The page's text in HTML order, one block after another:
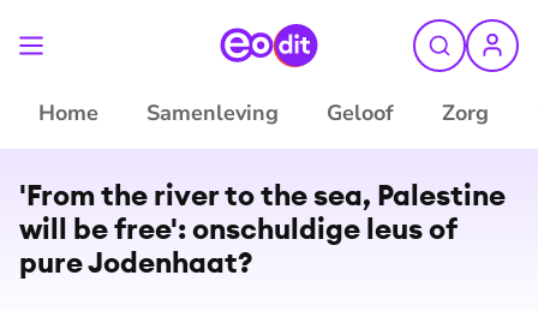
Home Samenleving Geloof Zorg
©
'From the river to the sea, Palestine
will be free': onschuldige leus of
pure Jodenhaat?